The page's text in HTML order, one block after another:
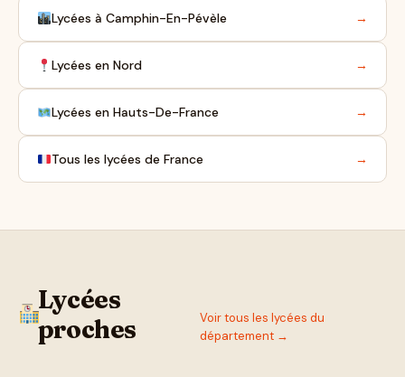
Lycées à Camphin-En-Pévèle →
Lycées en Nord →
Lycées en Hauts-De-France →
Tous les lycées de France →
Lycées
proches
Voir tous les lycées du
département →